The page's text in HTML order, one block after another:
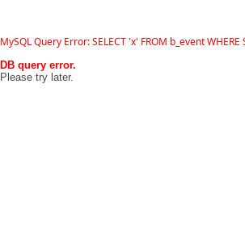
MySQL Query Error: SELECT 'x' FROM b_event WHERE
DB query error.
Please try later.